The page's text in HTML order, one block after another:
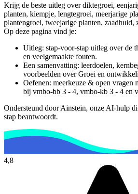
Krijg de beste uitleg over diktegroei,
planten, kiempje, lengtegroei, meerjarige
plantengroei, tweejarige planten, zaadhuid,
Op deze pagina vind je:
Uitleg: stap-voor-stap uitleg over de
en veelgemaakte fouten.
Een samenvatting: leerdoelen,
voorbeelden overGroei en
Oefenen: meerkeuze & open vragen
bij vmbo-bb 3 - 4, vmbo-kb 3 - 4 en
Ondersteund door Ainstein, onze AI-hulp
stap beantwoordt.
4,8